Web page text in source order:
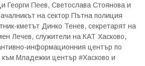
Георги Пеев, Светослава Стоянова и
на сектор Пътна полиция
кметът Динко Тенев, секретарят на
Лечев, служители на КАТ Хасково,
информационния център по
към Младежки център #Хасково и